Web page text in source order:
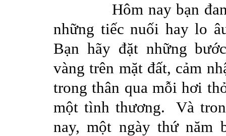
Hôm naybạn
những tiếc nuối hay lo
Bạn hãy đặt những
vàng trên mặt đất, cảm
trong thân quamỗi hơi
một tình thương. Và
nay,một ngày thứ năm